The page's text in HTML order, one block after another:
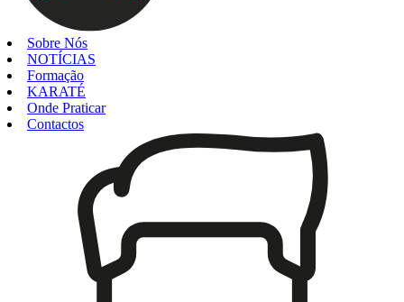
Sobre Nós
NOTÍCIAS
Formação
KARATÉ
Onde Praticar
Contactos